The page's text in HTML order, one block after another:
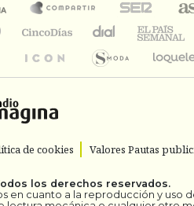
de cookies Valores Pautas
los derechos reservados.
en cuanto a la reproducción y uso